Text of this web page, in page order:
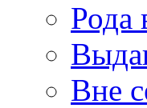
Рода
Вне